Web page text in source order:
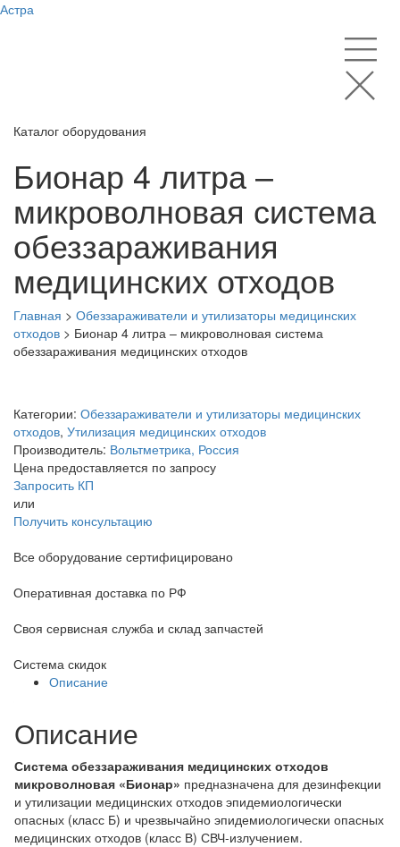
Астра
Каталог оборудования
Бионар 4 литра –
микроволновая система
обеззараживания
медицинских отходов
Главная > Обеззараживатели и утилизаторы медицинских
отходов > Бионар 4 литра – микроволновая система
обеззараживания медицинских отходов
Категории: Обеззараживатели и утилизаторы медицинских
отходов, Утилизация медицинских отходов
Производитель: Вольтметрика, Россия
Цена предоставляется по запросу
Запросить КП
или
Получить консультацию
Все оборудование сертифицировано
Оперативная доставка по РФ
Своя сервисная служба и склад запчастей
Система скидок
Описание
Описание
Система обеззараживания медицинских отходов
микроволновая «Бионар» предназначена для дезинфекции
и утилизации медицинских отходов эпидемиологически
опасных (класс Б) и чрезвычайно эпидемиологически опасных
медицинских отходов (класс В) СВЧ-излучением.